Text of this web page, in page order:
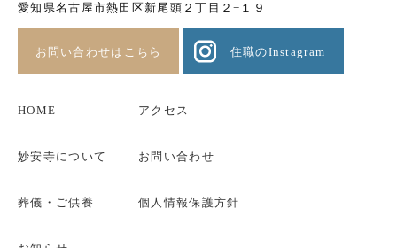
愛知県名古屋市熱田区新尾頭２丁目２−１９
お問い合わせはこちら 住職のInstagram
HOME
妙安寺について
葬儀・ご供養
アクセス
お問い合わせ
個人情報保護方針